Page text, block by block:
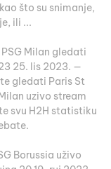
što su snimanje,
ili ...
Milan gledati
25. lis 2023. —
gledati Paris St
uzivo stream
svu H2H statistiku
Borussia uživo